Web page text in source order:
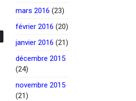
mars 2016 (23)
février 2016 (20)
janvier 2016 (21)
décembre 2015
(24)
novembre 2015
(21)